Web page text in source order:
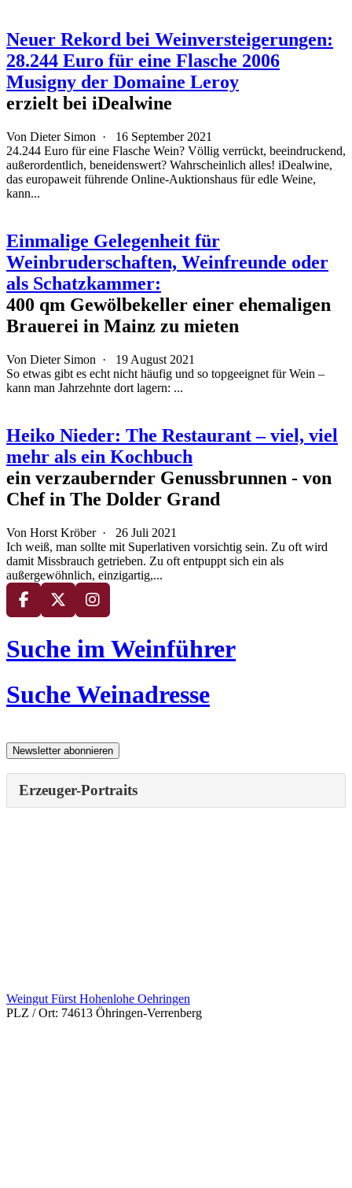
Neuer Rekord bei Weinversteigerungen:
28.244 Euro für eine Flasche 2006
Musigny der Domaine Leroy
erzielt bei iDealwine
Von Dieter Simon · 16 September 2021
24.244 Euro für eine Flasche Wein? Völlig verrückt, beeindruckend,
außerordentlich, beneidenswert? Wahrscheinlich alles! iDealwine,
das europaweit führende Online-Auktionshaus für edle Weine,
kann...
Einmalige Gelegenheit für
Weinbruderschaften, Weinfreunde oder
als Schatzkammer:
400 qm Gewölbekeller einer ehemaligen
Brauerei in Mainz zu mieten
Von Dieter Simon · 19 August 2021
So etwas gibt es echt nicht häufig und so topgeeignet für Wein –
kann man Jahrzehnte dort lagern: ...
Heiko Nieder: The Restaurant – viel, viel
mehr als ein Kochbuch
ein verzaubernder Genussbrunnen - von
Chef in The Dolder Grand
Von Horst Kröber ·
26 Juli 2021
Ich weiß, man sollte mit Superlativen vorsichtig sein. Zu oft wird
damit Missbrauch getrieben. Zu oft entpuppt sich ein als
außergewöhnlich, einzigartig,...
Suche im Weinführer
Suche Weinadresse
Erzeuger-Portraits
Weingut Fürst Hohenlohe Oehringen
PLZ / Ort: 74613 Öhringen-Verrenberg